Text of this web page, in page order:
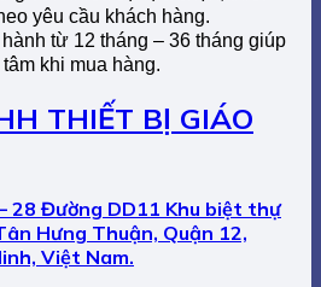
yêu cầu khách hàng.
từ 12 tháng – 36 tháng giúp
khi mua hàng.
THIẾT BỊ GIÁO
28 Đường DD11 Khu biệt thự
Hưng Thuận, Quận 12,
Việt Nam.